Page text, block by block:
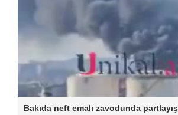
Bakıda neft emalı zavodunda partlayış